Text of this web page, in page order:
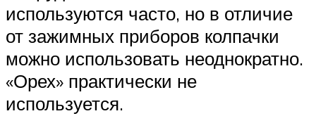
используются часто, но в отличие
от зажимных приборов колпачки
можно использовать неоднократно.
«Орех» практически не
используется.